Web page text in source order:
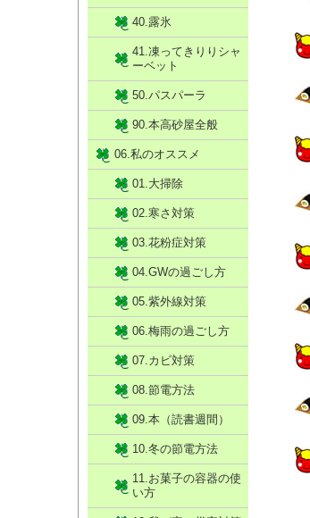
40.露氷
41.凍ってきりりシャ
ーベット
50.パスパーラ
90.本高砂屋全般
06.私のオススメ
01.大掃除
02.寒さ対策
03.花粉症対策
04.GWの過ごし方
05.紫外線対策
06.梅雨の過ごし方
07.カビ対策
08.節電方法
09.本（読書週間）
10.冬の節電方法
11.お菓子の容器の使
い方